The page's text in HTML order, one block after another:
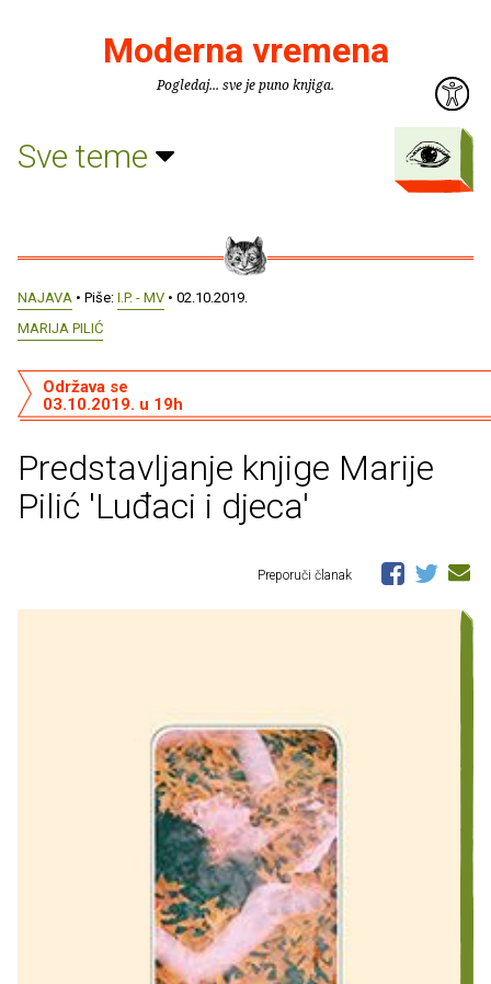
Moderna vremena
Pogledaj... sve je puno knjiga.
Sve teme
NAJAVA • Piše: I.P. - MV • 02.10.2019.
MARIJA PILIĆ
Predstavljanje knjige Marije
Pilić 'Luđaci i djeca'
Održava se
03.10.2019. u 19h
Preporuči članak